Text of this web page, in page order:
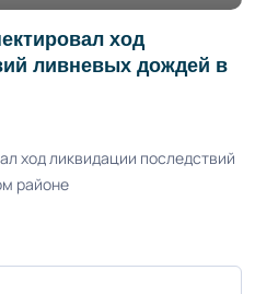
ход
ливневых дождей в
ход ликвидации последствий
районе